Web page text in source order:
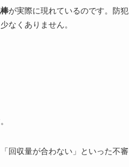
が実際に現れているのです。防犯
なくありません。
回収量が合わない」といった不審